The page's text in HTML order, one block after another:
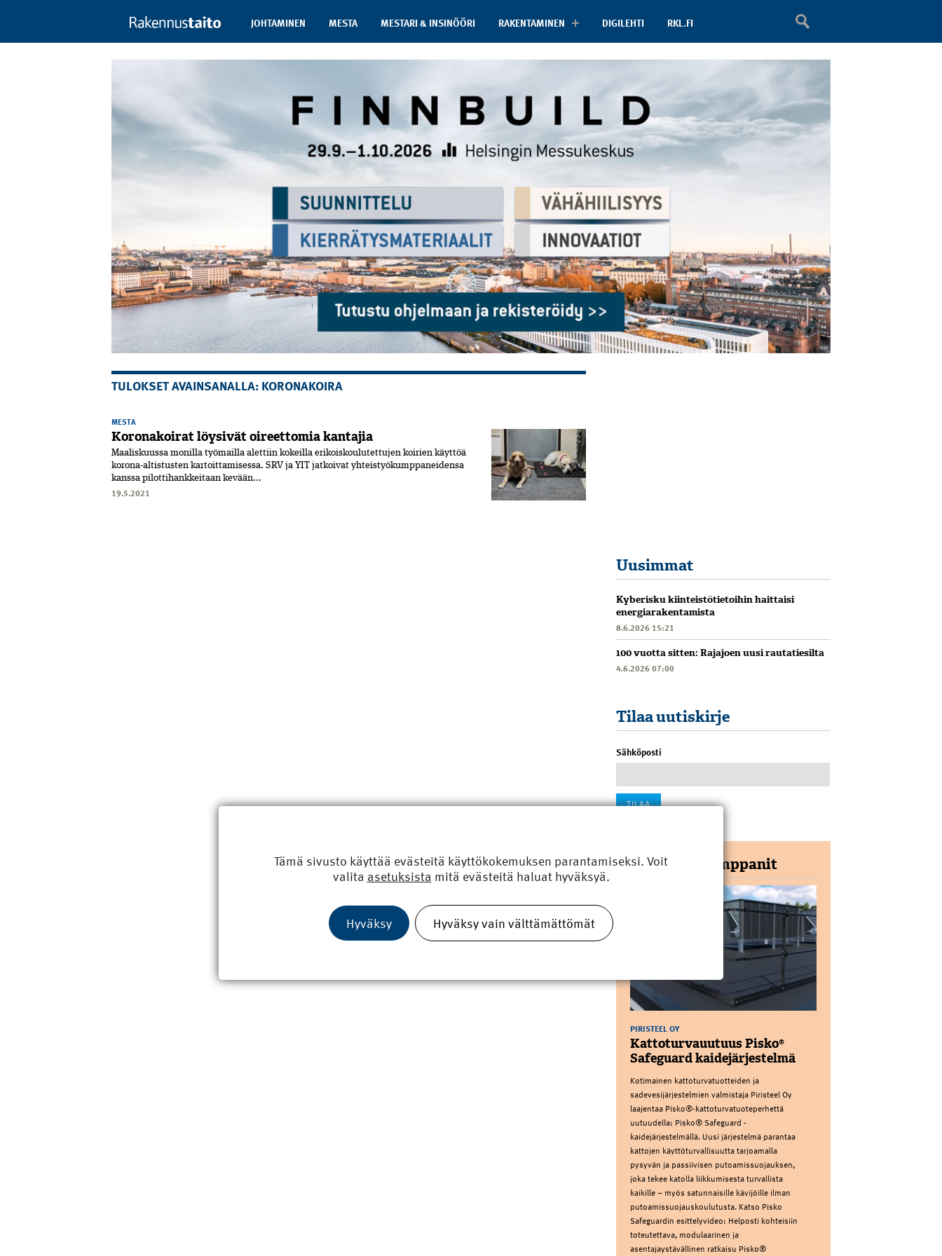
JOHTAMINEN MESTA MESTARI & INSINÖÖRI RAKENTAMINEN DIGILEHTI RKL.FI
TULOKSET AVAINSANALLA: KORONAKOIRA
MESTA
Koronakoirat löysivät oireettomia kantajia
Maaliskuussa monilla työmailla alettiin kokeilla erikoiskoulutettujen koirien käyttöä
korona-altistusten kartoittamisessa. SRV ja YIT jatkoivat yhteistyökumppaneidensa
kanssa pilottihankkeitaan kevään...
19.5.2021
Uusimmat
Kyberisku kiinteistötietoihin haittaisi
energiarakentamista
8.6.2026 15:21
100 vuotta sitten: Rajajoen uusi rautatiesilta
4.6.2026 07:00
Tilaa uutiskirje
Sähköposti
Yhteistyökumppanit
PIRISTEEL OY
Kattoturvauutuus Pisko®
Safeguard kaidejärjestelmä
Kotimainen kattoturvatuotteiden ja
sadevesijärjestelmien valmistaja Piristeel Oy
laajentaa Pisko®-kattoturvatuoteperhettä
uutuudella: Pisko® Safeguard -
kaidejärjestelmällä. Uusi järjestelmä parantaa
kattojen käyttöturvallisuutta tarjoamalla
pysyvän ja passiivisen putoamissuojauksen,
joka tekee katolla liikkumisesta turvallista
kaikille – myös satunnaisille kävijöille ilman
putoamissuojauskoulutusta. Katso Pisko
Safeguardin esittelyvideo: Helposti kohteisiin
toteutettava, modulaarinen ja
asentajaystävällinen ratkaisu Pisko®
Tämä sivusto käyttää evästeitä käyttökokemuksen parantamiseksi. Voit
valita asetuksista mitä evästeitä haluat hyväksyä.
Hyväksy Hyväksy vain välttämättömät